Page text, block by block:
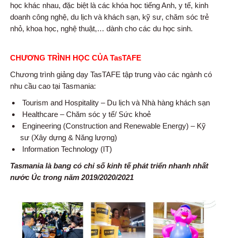
học khác nhau, đặc biệt là các khóa học tiếng Anh, y tế, kinh
doanh công nghệ, du lịch và khách sạn, kỹ sư, chăm sóc trẻ
nhỏ, khoa học, nghệ thuật,… dành cho các du học sinh.
CHƯƠNG TRÌNH HỌC CỦA TasTAFE
Chương trình giảng dạy TasTAFE tập trung vào các ngành có
nhu cầu cao tại Tasmania:
Tourism and Hospitality – Du lịch và Nhà hàng khách sạn
Healthcare – Chăm sóc y tế/ Sức khoẻ
Engineering (Construction and Renewable Energy) – Kỹ
sư (Xây dựng & Năng lượng)
Information Technology (IT)
Tasmania là bang có chỉ số kinh tế phát triển nhanh nhất
nước Úc trong năm 2019/2020/2021